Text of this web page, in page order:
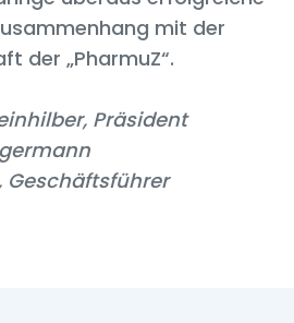
mit der
der „PharmuZ“.
Präsident
Geschäftsführer